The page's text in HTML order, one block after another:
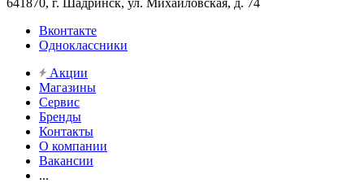
641870, г. Шадринск, ул. Михайловская, д. 74
Вконтакте
Одноклассники
Акции
Магазины
Сервис
Бренды
Контакты
О компании
Вакансии
...